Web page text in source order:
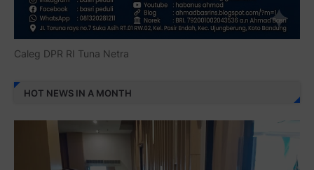
Caleg DPR RI Tuna Netra
HOT NEWS IN A MONTH